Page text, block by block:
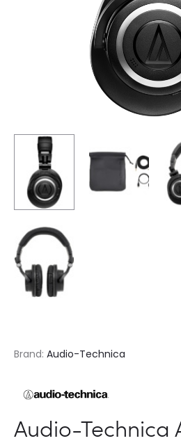
Brand: Audio-Technica
Audio-Technica